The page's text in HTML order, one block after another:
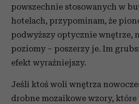
powszechnie stosowanych w
hotelach, przypominam, że
podwyższy optycznie wnętrze,
poziomy – poszerzy je. Im
efekt wyraźniejszy.
Jeśli ktoś woli wnętrza
drobne mozaikowe wzory,